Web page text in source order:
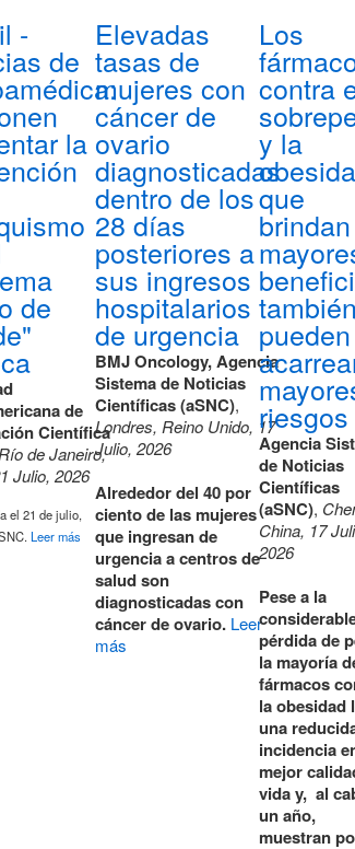
-
de
la
de
de
Científica
Río de Janeiro,
Julio, 2026
el 21 de julio,
Leer más
Elevadas
tasas de
mujeres con
cáncer de
ovario
diagnosticadas
dentro de los
28 días
posteriores a
sus ingresos
hospitalarios
de urgencia
BMJ Oncology, Agencia
Sistema de Noticias
Científicas (aSNC),
Londres, Reino Unido, 17
Julio, 2026
Alrededor del 40 por
ciento de las mujeres
que ingresan de
urgencia a centros de
salud son
diagnosticadas con
cáncer de ovario. Leer
más
Los
contra
y la
que
brindan
también
pueden
riesgos
Agencia
de Noticias
Científicas
(aSNC),
China, 17
2026
Pese a la
pérdida de
la mayoría
fármacos
la obesidad
una
incidencia
mejor
vida y, al
un año,
muestran